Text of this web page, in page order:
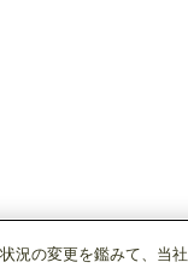
況の変更を鑑みて、当